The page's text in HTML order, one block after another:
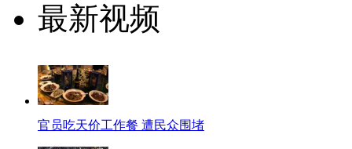
最新视频
官员吃天价工作餐 遭民众围堵